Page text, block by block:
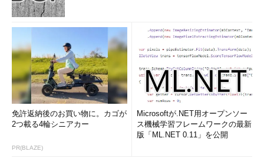
免許返納後のお買い物に。カゴが
2つ載る4輪シニアカー
PR(BLAZE)
Microsoftが.NET用オープンソー
ス機械学習フレームワークの最新
版「ML.NET 0.11」を公開